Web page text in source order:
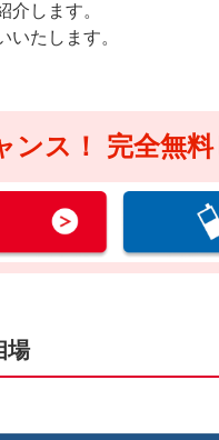
します。
たします。
ンス！ 完全無
料
場